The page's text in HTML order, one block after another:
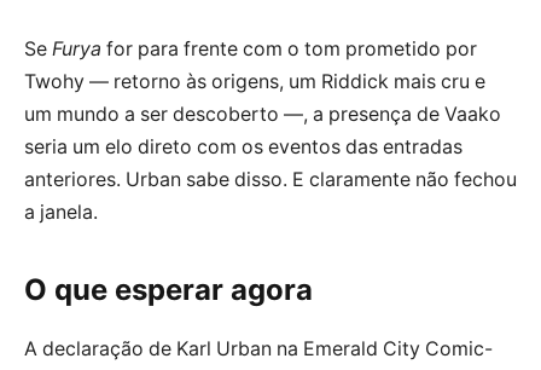
Se Furya for para frente com o tom prometido por
Twohy — retorno às origens, um Riddick mais cru e
um mundo a ser descoberto —, a presença de Vaako
seria um elo direto com os eventos das entradas
anteriores. Urban sabe disso. E claramente não fechou
a janela.
O que esperar agora
A declaração de Karl Urban na Emerald City Comic-